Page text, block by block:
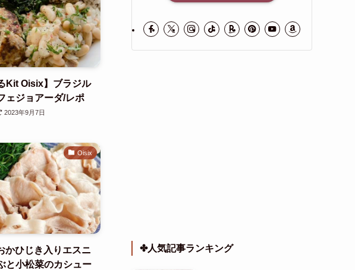
Kit Oisix】ブラジル
ェジョアーダ/レポ
2023年9月7日
Oisix
かひじき入りエスニ
と小松菜のカシュー
✤人気記事ランキング